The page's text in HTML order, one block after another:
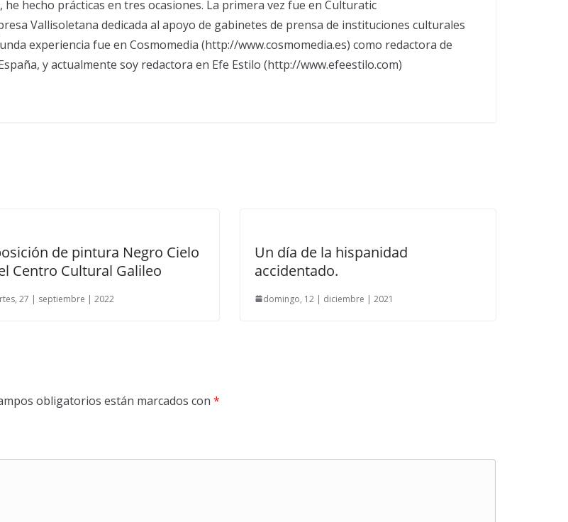
hecho prácticas en tres ocasiones. La primera vez fue en Culturatic
Vallisoletana dedicada al apoyo de gabinetes de prensa de instituciones culturales
experiencia fue en Cosmomedia (http://www.cosmomedia.es) como redactora de
y actualmente soy redactora en Efe Estilo (http://www.efeestilo.com)
de pintura Negro Cielo
Centro Cultural Galileo
27 | septiembre | 2022
Un día de la hispanidad
accidentado.
domingo, 12 | diciembre | 2021
obligatorios están marcados con *